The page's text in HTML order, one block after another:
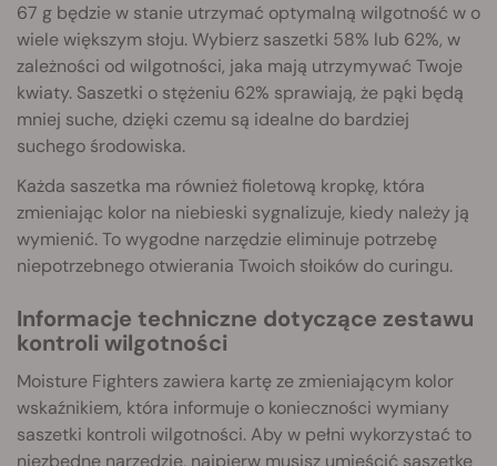
67 g będzie w stanie utrzymać optymalną wilgotność w o
wiele większym słoju. Wybierz saszetki 58% lub 62%, w
zależności od wilgotności, jaka mają utrzymywać Twoje
kwiaty. Saszetki o stężeniu 62% sprawiają, że pąki będą
mniej suche, dzięki czemu są idealne do bardziej
suchego środowiska.
Każda saszetka ma również fioletową kropkę, która
zmieniając kolor na niebieski sygnalizuje, kiedy należy ją
wymienić. To wygodne narzędzie eliminuje potrzebę
niepotrzebnego otwierania Twoich słoików do curingu.
Informacje techniczne dotyczące zestawu
kontroli wilgotności
Moisture Fighters zawiera kartę ze zmieniającym kolor
wskaźnikiem, która informuje o konieczności wymiany
saszetki kontroli wilgotności. Aby w pełni wykorzystać to
niezbędne narzędzie, najpierw musisz umieścić saszetkę